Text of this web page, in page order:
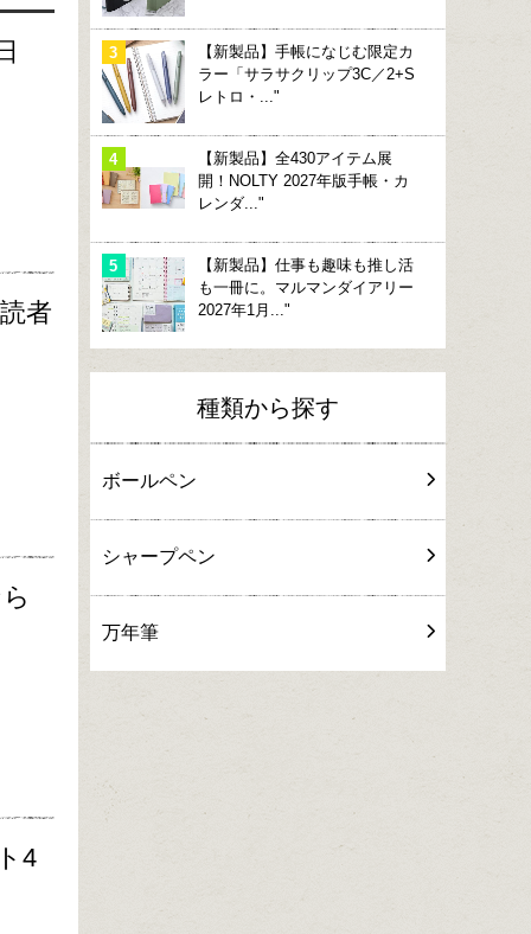
者
4
【新製品】手帳になじむ限定カ
ラー「サラサクリップ3C／2+S
レトロ・..."
【新製品】全430アイテム展
開！NOLTY 2027年版手帳・カ
レンダ..."
【新製品】仕事も趣味も推し活
も一冊に。マルマンダイアリー
2027年1月..."
種類から探す
ボールペン
シャープペン
万年筆